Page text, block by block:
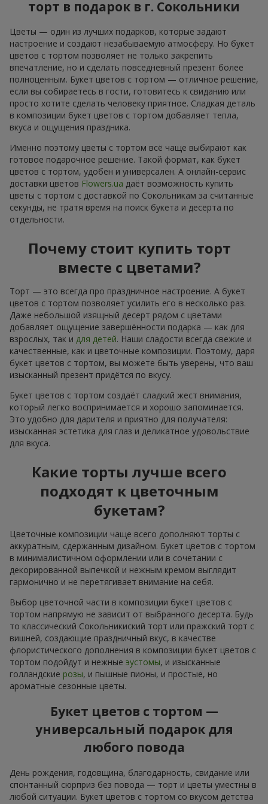
торт в подарок в г. Сокольники
Цветы — один из лучших подарков, которые задают
настроение и создают незабываемую атмосферу. Но букет
цветов с тортом позволяет не только закрепить
впечатление, но и сделать повседневный презент более
полноценным. Букет цветов с тортом — отличное решение,
если вы собираетесь в гости, готовитесь к свиданию или
просто хотите сделать человеку приятное. Сладкая деталь
в композиции букет цветов с тортом добавляет тепла,
вкуса и ощущения праздника.
Именно поэтому цветы с тортом всё чаще выбирают как
готовое подарочное решение. Такой формат, как букет
цветов с тортом, удобен и универсален. А онлайн-сервис
доставки цветов Flowers.ua даёт возможность купить
цветы с тортом с доставкой по Сокольникам за считанные
секунды, не тратя время на поиск букета и десерта по
отдельности.
Почему стоит купить торт
вместе с цветами?
Торт — это всегда про праздничное настроение. А букет
цветов с тортом позволяет усилить его в несколько раз.
Даже небольшой изящный десерт рядом с цветами
добавляет ощущение завершённости подарка — как для
взрослых, так и для детей. Наши сладости всегда свежие и
качественные, как и цветочные композиции. Поэтому, даря
букет цветов с тортом, вы можете быть уверены, что ваш
изысканный презент придётся по вкусу.
Букет цветов с тортом создаёт сладкий жест внимания,
который легко воспринимается и хорошо запоминается.
Это удобно для дарителя и приятно для получателя:
изысканная эстетика для глаз и деликатное удовольствие
для вкуса.
Какие торты лучше всего
подходят к цветочным
букетам?
Цветочные композиции чаще всего дополняют торты с
аккуратным, сдержанным дизайном. Букет цветов с тортом
в минималистичном оформлении или в сочетании с
декорированной выпечкой и нежным кремом выглядит
гармонично и не перетягивает внимание на себя.
Выбор цветочной части в композиции букет цветов с
тортом напрямую не зависит от выбранного десерта. Будь
то классический Сокольникиский торт или пражский торт с
вишней, создающие праздничный вкус, в качестве
флористического дополнения в композиции букет цветов с
тортом подойдут и нежные эустомы, и изысканные
голландские розы, и пышные пионы, и простые, но
ароматные сезонные цветы.
Букет цветов с тортом —
универсальный подарок для
любого повода
День рождения, годовщина, благодарность, свидание или
спонтанный сюрприз без повода — торт и цветы уместны в
любой ситуации. Букет цветов с тортом со вкусом детства